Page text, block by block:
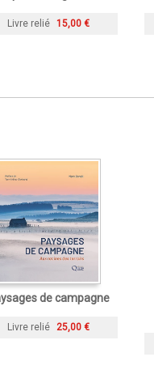
Livre relié 15,00 €
de campagne
Livre relié 25,00 €